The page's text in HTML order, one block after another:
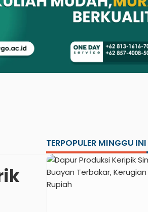
TERPOPULER MINGGU INI